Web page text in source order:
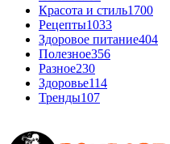
Красота и стиль1700
Рецепты1033
Здоровое питание404
Полезное356
Разное230
Здоровье114
Тренды107